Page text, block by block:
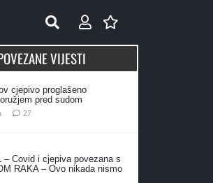
VIJESTI
cjepivo proglašeno
pred sudom
27komentara
– Covid i cjepiva povezana s
RAKA – Ovo nikada nismo